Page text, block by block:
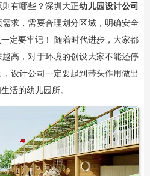
有哪些？深圳大正幼儿园设计公司
求，需要合理划分区域，明确安全
定要牢记！ 随着时代进步，大家都
高，对于环境的创设大家不能还停
设计公司一定要起到带头作用做出
活的幼儿园所。